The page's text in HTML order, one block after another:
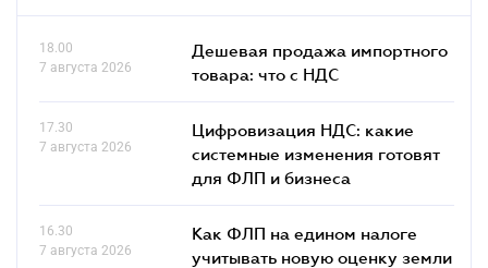
18.00
7 августа 2026
Дешевая продажа импортного
товара: что c НДС
17.30
7 августа 2026
Цифровизация НДС: какие
системные изменения готовят
для ФЛП и бизнеса
16.30
7 августа 2026
Как ФЛП на едином налоге
учитывать новую оценку земли